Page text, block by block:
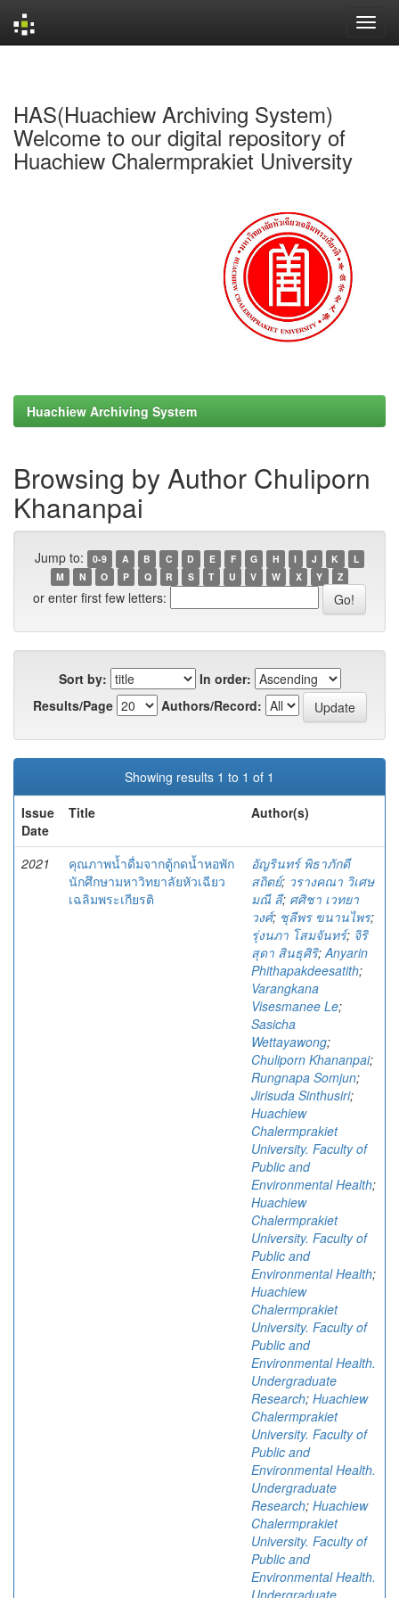
HAS(Huachiew Archiving System)
Welcome to our digital repository of
Huachiew Chalermprakiet University
Huachiew Archiving System
Browsing by Author Chuliporn
Khananpai
Jump to: 0-9 A B C D E F G H I J K
L
M
N O P Q R S T U V W X Y Z
or enter first few letters:
Sort by:
In order:
Results/Page
Authors/Record:
Showing results 1 to 1 of 1
Issue
Date
Title Author(s)
2021
คุณภาพน้ำดื่มจากตู้กดน้ำหอพัก
นักศึกษามหาวิทยาลัยหัวเฉียว
เฉลิมพระเกียรติ
อัญรินทร์ พิธาภักดี
สถิตย์; วรางคณา วิเศษ
มณี ลี; ศศิชา เวทยา
วงศ์; ชุลีพร ขนานไพร;
รุ่งนภา โสมจันทร์; จิริ
สุดา สินธุศิริ;Anyarin
Phithapakdeesatith;
Varangkana
Visesmanee Le;
Sasicha
Wettayawong;
Chuliporn Khananpai;
Rungnapa Somjun;
Jirisuda Sinthusiri;
Huachiew
Chalermprakiet
University. Faculty of
Public and
Environmental Health;
Huachiew
Chalermprakiet
University. Faculty of
Public and
Environmental Health;
Huachiew
Chalermprakiet
University. Faculty of
Public and
Environmental Health.
Undergraduate
Research; Huachiew
Chalermprakiet
University. Faculty of
Public and
Environmental Health.
Undergraduate
Research; Huachiew
Chalermprakiet
University. Faculty of
Public and
Environmental Health.
Undergraduate